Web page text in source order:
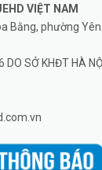
VIỆT NAM
Bằng, phường Yên
SỞ KHĐT HÀ